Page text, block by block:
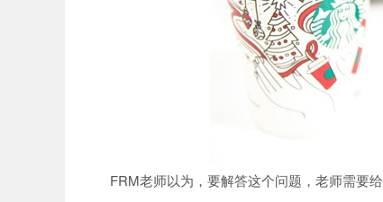
FRM老师以为，要解答这个问题，老师需要给